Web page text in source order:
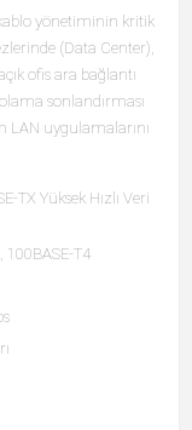
yönetiminin kritik
(Data Center),
ofis ara bağlantı
sonlandırması
LAN uygulamalarını
TX Yüksek Hızlı Veri
100BASE-T4